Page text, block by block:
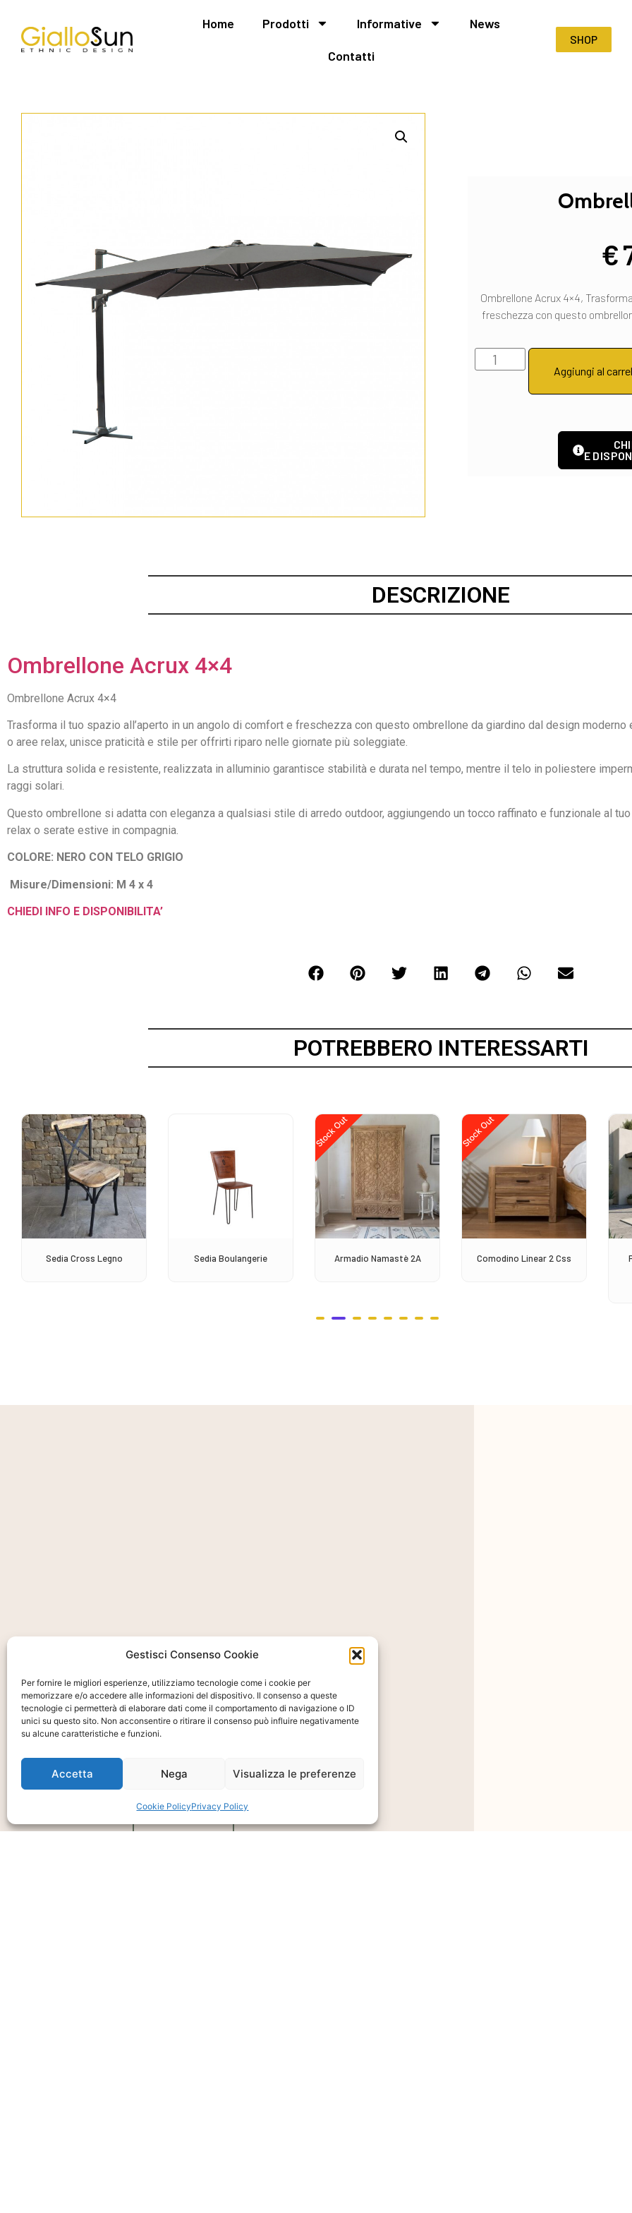
Gestisci Consenso Cookie
Per fornire le migliori esperienze, utilizziamo tecnologie come i cookie per
memorizzare e/o accedere alle informazioni del dispositivo. Il consenso a queste
tecnologie ci permetterà di elaborare dati come il comportamento di navigazione o ID
unici su questo sito. Non acconsentire o ritirare il consenso può influire negativamente
su alcune caratteristiche e funzioni.
Accetta Nega Visualizza le preferenze
Cookie PolicyPrivacy Policy
Home Prodotti Informative News
Contatti
SHOP
€
Ombrellone Acrux 4×4,
freschezza con questo
Aggiungi al
E
DESCRIZIONE
Ombrellone Acrux 4×4
Ombrellone Acrux 4×4
Trasforma il tuo spazio all’aperto in un angolo di comfort e freschezza con questo ombrellone da giardino dal design
o aree relax, unisce praticità e stile per offrirti riparo nelle giornate più soleggiate.
La struttura solida e resistente, realizzata in alluminio garantisce stabilità e durata nel tempo, mentre il telo in poliestere
raggi solari.
Questo ombrellone si adatta con eleganza a qualsiasi stile di arredo outdoor, aggiungendo un tocco raffinato e funzionale al
relax o serate estive in compagnia.
COLORE: NERO CON TELO GRIGIO
Misure/Dimensioni: M 4 x 4
CHIEDI INFO E DISPONIBILITA’
POTREBBERO INTERESSARTI
Sedia Cross Legno Sedia Boulangerie
Stock Out
Armadio Namastè 2A
Stock Out
Comodino Linear 2 Css
Ti interessa?
Chiedi Informazioni
Prodotto